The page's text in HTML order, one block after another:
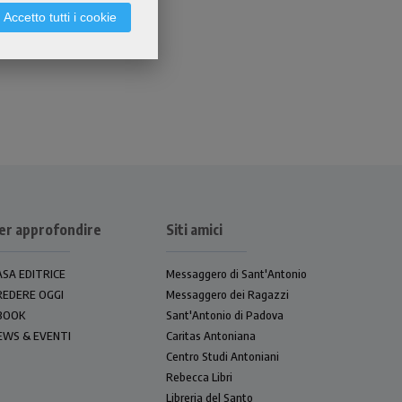
Accetto tutti i cookie
approfondire
EDITRICE
OGGI
& EVENTI
Siti amici
Messaggero di Sant'Antonio
Messaggero dei Ragazzi
Sant'Antonio di Padova
Caritas Antoniana
Centro Studi Antoniani
Rebecca Libri
Libreria del Santo